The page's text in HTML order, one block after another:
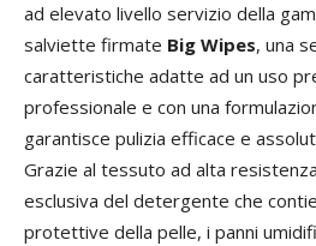
ad elevato livello servizio della
salviette firmate Big Wipes, una
caratteristiche adatte ad un uso
professionale e con una
garantisce pulizia efficace e
Grazie al tessuto ad alta
esclusiva del detergente che
protettive della pelle, i panni